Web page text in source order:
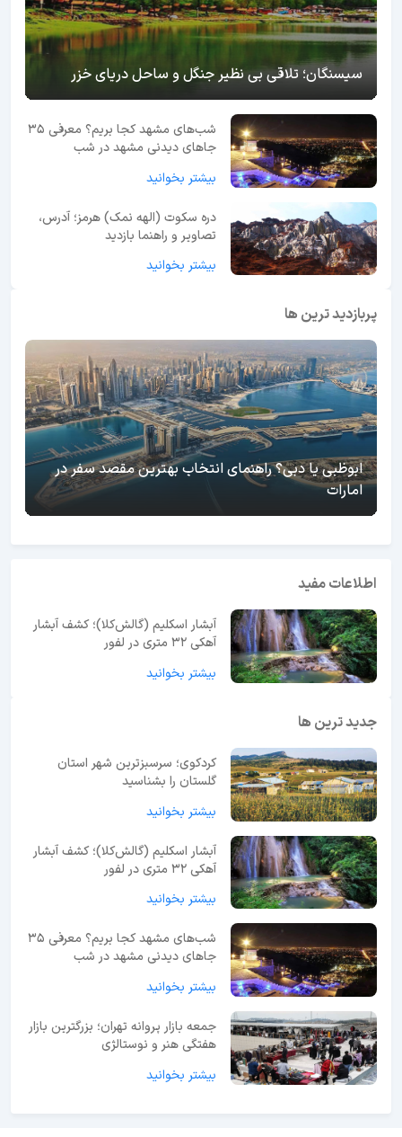
سیسنگان؛ تلاقی بی نظیر جنگل و ساحل دریای خزر
شب‌های مشهد کجا بریم؟ معرفی 35
جاهای دیدنی مشهد در شب
بیشتر بخوانید
دره سکوت (الهه نمک) هرمز؛ آدرس،
تصاویر و راهنما بازدید
بیشتر بخوانید
پربازدید ترین ها
ابوظبی یا دبی؟ راهنمای انتخاب بهترین مقصد سفر در
امارات
اطلاعات مفید
آبشار اسکلیم (گالش‌کلا)؛ کشف آبشار
آهکی ۳۲ متری در لفور
بیشتر بخوانید
جدید ترین ها
کردکوی؛ سرسبزترین شهر استان
گلستان را بشناسید
بیشتر بخوانید
آبشار اسکلیم (گالش‌کلا)؛ کشف آبشار
آهکی ۳۲ متری در لفور
بیشتر بخوانید
شب‌های مشهد کجا بریم؟ معرفی 35
جاهای دیدنی مشهد در شب
بیشتر بخوانید
جمعه بازار پروانه تهران؛ بزرگترین بازار
هفتگی هنر و نوستالژی
بیشتر بخوانید